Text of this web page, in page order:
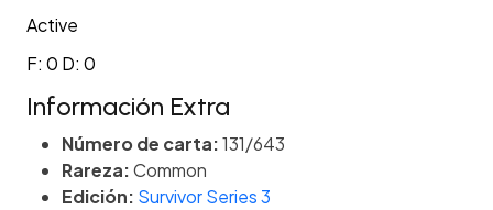
Active
F: 0 D: 0
Información Extra
Número de carta:131/643
Rareza:Common
Edición: Survivor Series 3